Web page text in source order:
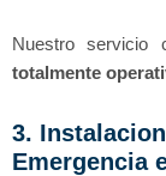
Nuestro servicio
totalmente
3.
Emergencia